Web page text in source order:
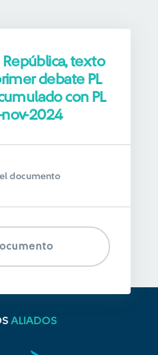
texto
debate PL
con PL
2024
documento
ALIADOS